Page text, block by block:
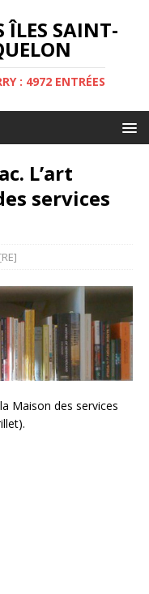
ÎLES SAINT-
: 4972 ENTRÉES
L’art
services
Maison des services